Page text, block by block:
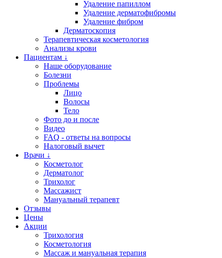
Удаление папиллом
Удаление дерматофибромы
Удаление фибром
Дерматоскопия
Терапевтическая косметология
Анализы крови
Пациентам ↓
Наше оборудование
Болезни
Проблемы
Лицо
Волосы
Тело
Фото до и после
Видео
FAQ - ответы на вопросы
Налоговый вычет
Врачи ↓
Косметолог
Дерматолог
Трихолог
Массажист
Мануальный терапевт
Отзывы
Цены
Акции
Трихология
Косметология
Массаж и мануальная терапия